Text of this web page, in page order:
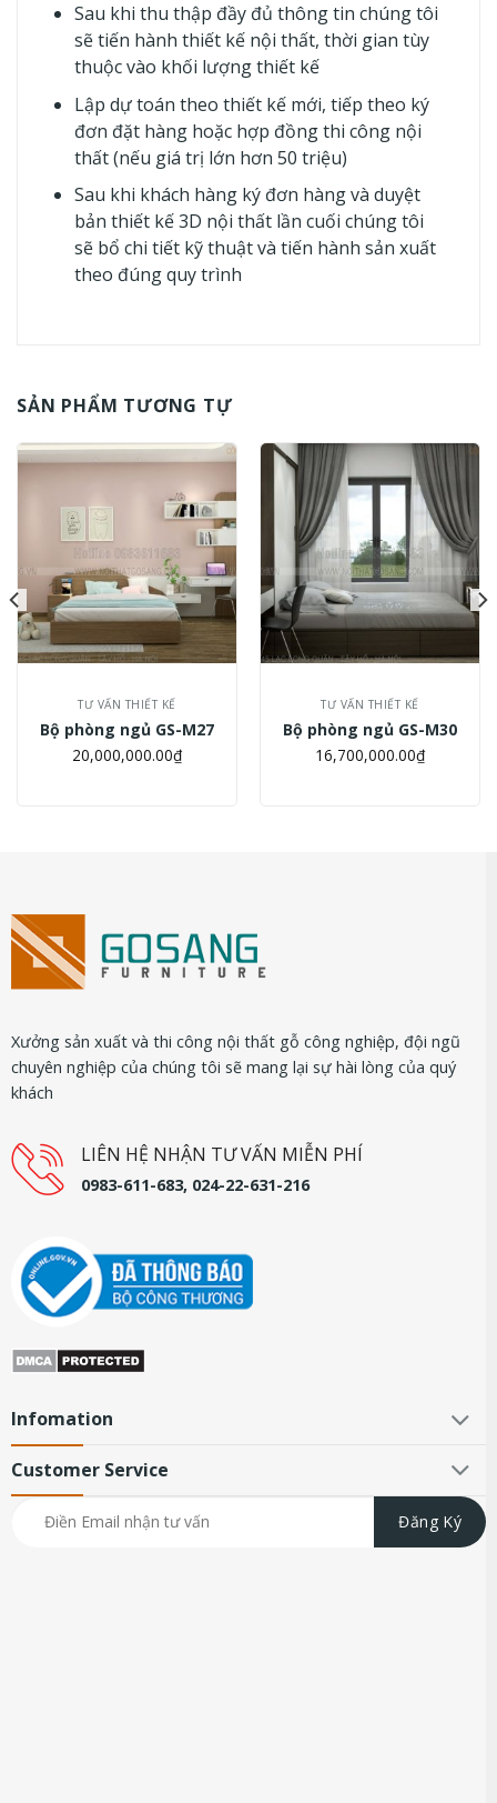
Sau khi thu thập đầy đủ thông tin chúng tôi
sẽ tiến hành thiết kế nội thất, thời gian tùy
thuộc vào khối lượng thiết kế
Lập dự toán theo thiết kế mới, tiếp theo ký
đơn đặt hàng hoặc hợp đồng thi công nội
thất (nếu giá trị lớn hơn 50 triệu)
Sau khi khách hàng ký đơn hàng và duyệt
bản thiết kế 3D nội thất lần cuối chúng tôi
sẽ bổ chi tiết kỹ thuật và tiến hành sản xuất
theo đúng quy trình
SẢN PHẨM TƯƠNG TỰ
TƯ VẤN THIẾT KẾ
Bộ phòng ngủ GS-M27
20,000,000.00₫
TƯ VẤN THIẾT KẾ
Bộ phòng ngủ GS-M30
16,700,000.00₫
Xưởng sản xuất và thi công nội thất gỗ công nghiệp, đội ngũ
chuyên nghiệp của chúng tôi sẽ mang lại sự hài lòng của quý
khách
LIÊN HỆ NHẬN TƯ VẤN MIỄN PHÍ
0983-611-683, 024-22-631-216
Infomation
Customer Service